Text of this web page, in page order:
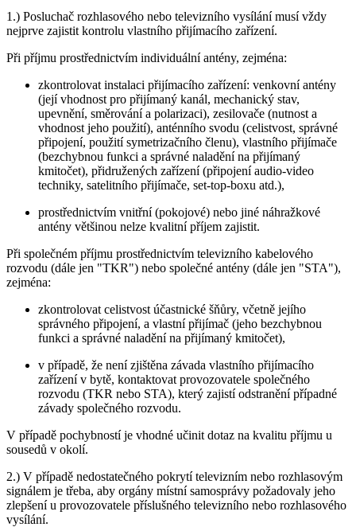
1.) Posluchač rozhlasového nebo televizního vysílání musí vždy
nejprve zajistit kontrolu vlastního přijímacího zařízení.
Při příjmu prostřednictvím individuální antény, zejména:
zkontrolovat instalaci přijímacího zařízení: venkovní antény
(její vhodnost pro přijímaný kanál, mechanický stav,
upevnění, směrování a polarizaci), zesilovače (nutnost a
vhodnost jeho použití), anténního svodu (celistvost, správné
připojení, použití symetrizačního členu), vlastního přijímače
(bezchybnou funkci a správné naladění na přijímaný
kmitočet), přidružených zařízení (připojení audio-video
techniky, satelitního přijímače, set-top-boxu atd.),
prostřednictvím vnitřní (pokojové) nebo jiné náhražkové
antény většinou nelze kvalitní příjem zajistit.
Při společném příjmu prostřednictvím televizního kabelového
rozvodu (dále jen "TKR") nebo společné antény (dále jen "STA"),
zejména:
zkontrolovat celistvost účastnické šňůry, včetně jejího
správného připojení, a vlastní přijímač (jeho bezchybnou
funkci a správné naladění na přijímaný kmitočet),
v případě, že není zjištěna závada vlastního přijímacího
zařízení v bytě, kontaktovat provozovatele společného
rozvodu (TKR nebo STA), který zajistí odstranění případné
závady společného rozvodu.
V případě pochybností je vhodné učinit dotaz na kvalitu příjmu u
sousedů v okolí.
2.) V případě nedostatečného pokrytí televizním nebo rozhlasovým
signálem je třeba, aby orgány místní samosprávy požadovaly jeho
zlepšení u provozovatele příslušného televizního nebo rozhlasového
vysílání.